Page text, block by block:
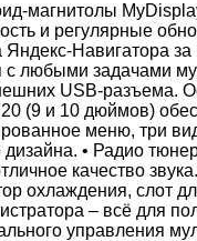
магнитолы
и регулярные
Яндекс-Навигатора
с любыми задачами
USB-разъема.
(9 и 10 дюймов)
меню, три
дизайна. • Радио
качество
охлаждения, слот
– всё для
управления